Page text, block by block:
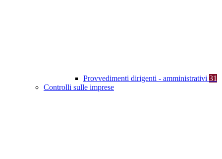
Provvedimenti dirigenti - amministrativi 31
Controlli sulle imprese